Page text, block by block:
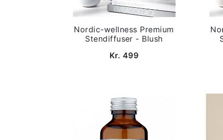
Nordic-wellness Premium
Stendiffuser - Blush
Kr. 499